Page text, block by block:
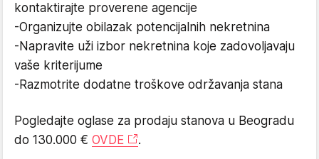
kontaktirajte proverene agencije
-Organizujte obilazak potencijalnih nekretnina
-Napravite uži izbor nekretnina koje zadovoljavaju
vaše kriterijume
-Razmotrite dodatne troškove održavanja stana
Pogledajte oglase za prodaju stanova u Beogradu
do 130.000 € OVDE .